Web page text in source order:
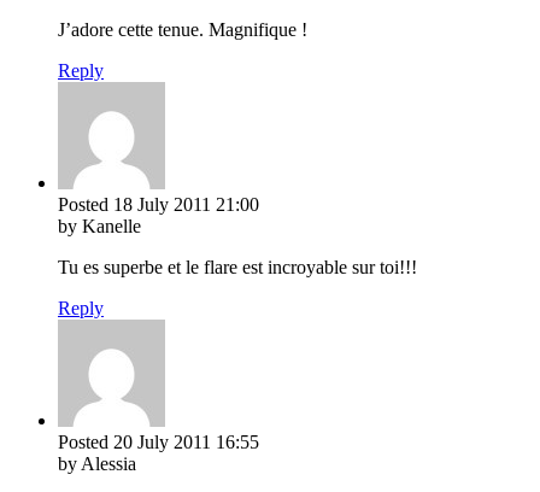
J’adore cette tenue. Magnifique !
Reply
Posted 18 July 2011 21:00
by Kanelle
Tu es superbe et le flare est incroyable sur toi!!!
Reply
Posted 20 July 2011 16:55
by Alessia